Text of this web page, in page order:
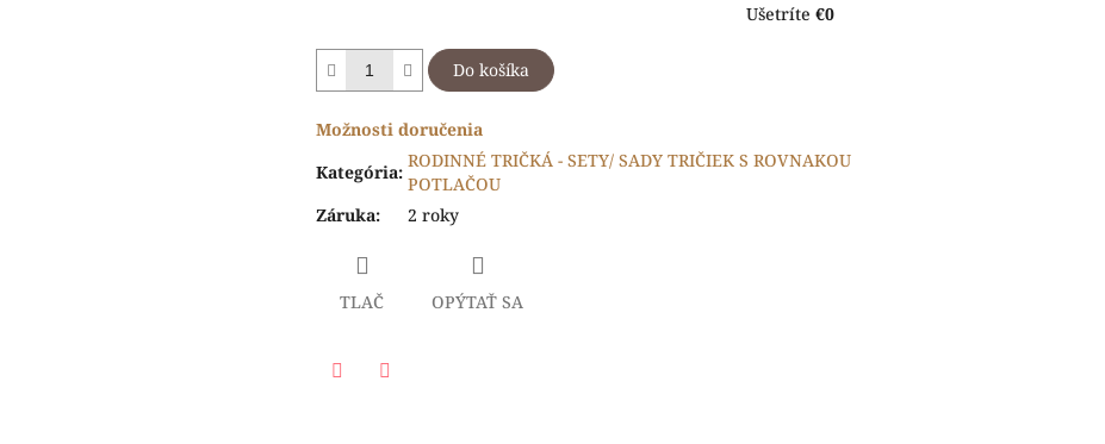
Ušetríte €0
Do košíka
Možnosti doručenia
Kategória:
RODINNÉ TRIČKÁ - SETY/ SADY TRIČIEK S ROVNAKOU
POTLAČOU
Záruka: 2 roky
TLAČ OPÝTAŤ SA